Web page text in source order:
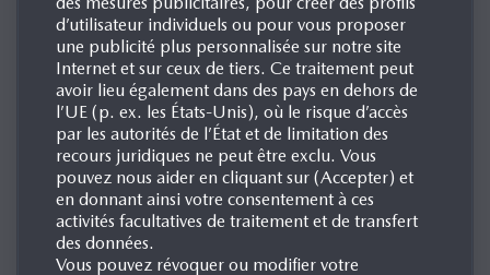
DES MÉDIAS
SALUTATION (FACULTATIF)
PRÉNOM
d’utilisateur individuels ou pour vous proposer
une publicité plus personnalisée sur notre site
Internet et sur ceux de tiers. Ce traitement peut
avoir lieu également dans des pays en dehors de
l’UE (p. ex. les États-Unis), où le risque d’accès
par les autorités de l’État et de limitation des
recours juridiques ne peut être exclu. Vous
pouvez nous aider en cliquant sur (Accepter) et
en donnant ainsi votre consentement à ces
activités facultatives de traitement et de transfert
des données.
Vous pouvez révoquer ou modifier votre